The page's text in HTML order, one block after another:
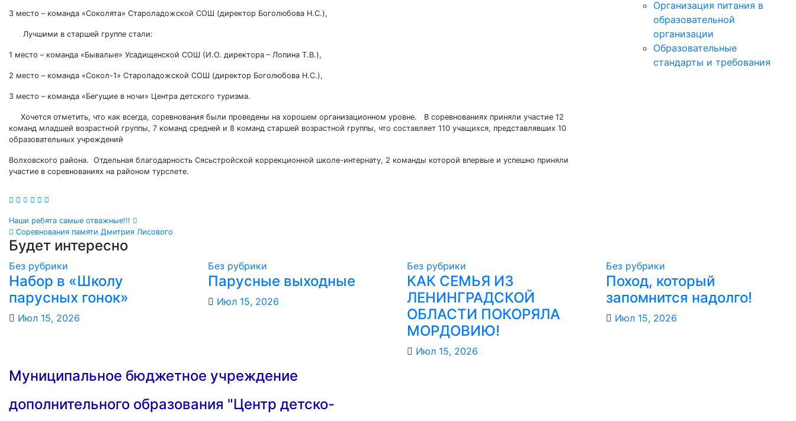
3 место – команда «Соколята» Староладожской СОШ (директор Боголюбова Н.С.),
Лучшими в старшей группе стали:
1 место – команда «Бывалые» Усадищенской СОШ (И.О. директора – Лопина Т.В.),
2 место – команда «Сокол-1» Староладожской СОШ (директор Боголюбова Н.С.),
3 место – команда «Бегущие в ночи» Центра детского туризма.
Хочется отметить, что как всегда, соревнования были проведены на хорошем организационном уровне. В соревнованиях приняли участие 12
команд младшей возрастной группы, 7 команд средней и 8 команд старшей возрастной группы, что составляет 110 учащихся, представлявших 10
образовательных учреждений
Волховского района. Отдельная благодарность Сясьстройской коррекционной школе-интернату, 2 команды которой впервые и успешно приняли
участие в соревнованиях на районом турслете.
Навигация
по
записям
Наши ребята самые отважные!!!
Соревнования памяти Дмитрия Лисового
Организация питания в
образовательной
организации
Образовательные
стандарты и требования
Будет интересно
Без рубрики
Набор в «Школу
парусных гонок»
Июл 15, 2026
Без рубрики
Парусные выходные
Июл 15, 2026
Без рубрики
КАК СЕМЬЯ ИЗ
ЛЕНИНГРАДСКОЙ
ОБЛАСТИ ПОКОРЯЛА
МОРДОВИЮ!️
Июл 15, 2026
Без рубрики
Поход, который
запомнится надолго!
Июл 15, 2026
Муниципальное бюджетное учреждение
дополнительного образования "Центр детско-